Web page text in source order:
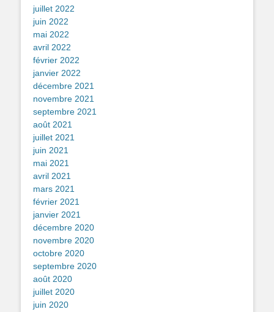
juillet 2022
juin 2022
mai 2022
avril 2022
février 2022
janvier 2022
décembre 2021
novembre 2021
septembre 2021
août 2021
juillet 2021
juin 2021
mai 2021
avril 2021
mars 2021
février 2021
janvier 2021
décembre 2020
novembre 2020
octobre 2020
septembre 2020
août 2020
juillet 2020
juin 2020